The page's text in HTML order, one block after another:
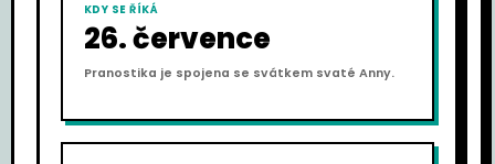
KDY SE ŘÍKÁ
26. července
Pranostika je spojena se svátkem svaté Anny.